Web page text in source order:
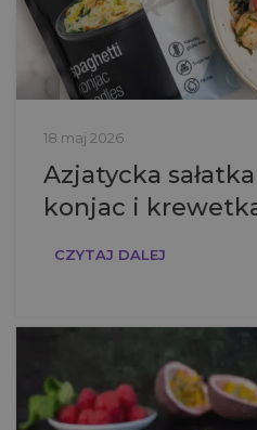
18 maj 2026
Azjatycka
konjac i
CZYTAJ DALEJ